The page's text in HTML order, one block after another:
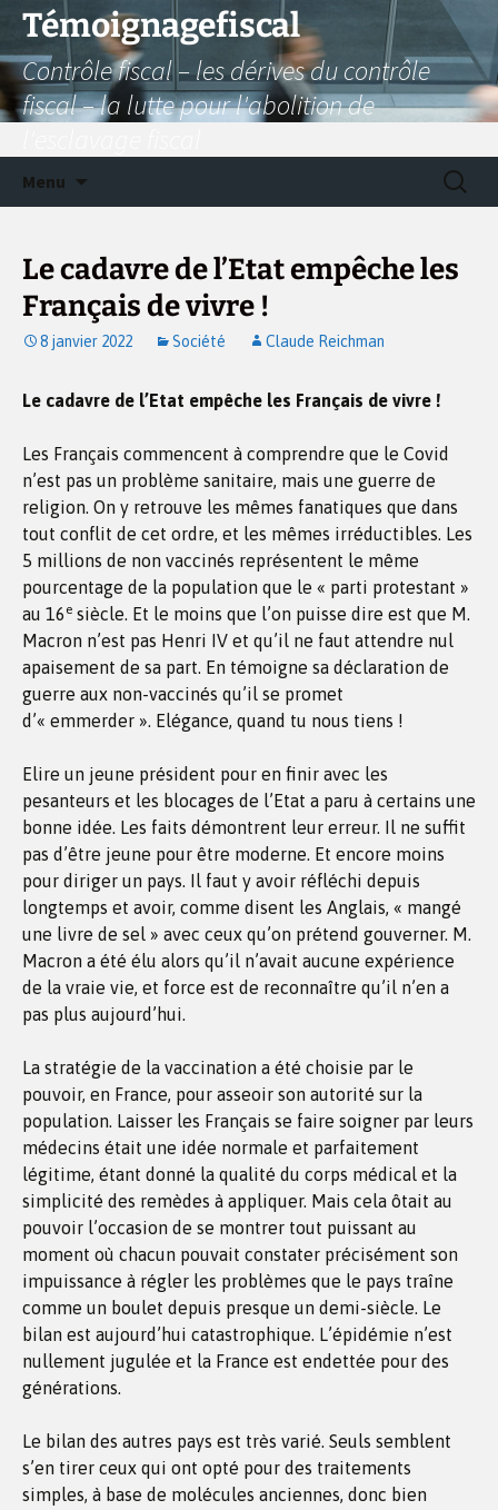
Aller
contenu
Témoignagefiscal
Contrôle fiscal – les dérives du contrôle
fiscal – la lutte pour l'abolition de
Menu
Le cadavre de l’Etat empêche les
Français de vivre !
8 janvier 2022 Société Claude Reichman
Le cadavre de l’Etat empêche les Français de vivre !
Les Français commencent à comprendre que le Covid
n’est pas un problème sanitaire, mais une guerre de
religion. On y retrouve les mêmes fanatiques que dans
tout conflit de cet ordre, et les mêmes irréductibles. Les
5 millions de non vaccinés représentent le même
pourcentage de la population que le « parti protestant »
au 16 e siècle. Et le moins que l’on puisse dire est que M.
Macron n’est pas Henri IV et qu’il ne faut attendre nul
apaisement de sa part. En témoigne sa déclaration de
guerre aux non-vaccinés qu’il se promet
d’« emmerder ». Elégance, quand tu nous tiens !
Elire un jeune président pour en finir avec les
pesanteurs et les blocages de l’Etat a paru à certains une
bonne idée. Les faits démontrent leur erreur. Il ne suffit
pas d’être jeune pour être moderne. Et encore moins
pour diriger un pays. Il faut y avoir réfléchi depuis
longtemps et avoir, comme disent les Anglais, « mangé
une livre de sel » avec ceux qu’on prétend gouverner. M.
Macron a été élu alors qu’il n’avait aucune expérience
de la vraie vie, et force est de reconnaître qu’il n’en a
pas plus aujourd’hui.
La stratégie de la vaccination a été choisie par le
pouvoir, en France, pour asseoir son autorité sur la
population. Laisser les Français se faire soigner par leurs
médecins était une idée normale et parfaitement
légitime, étant donné la qualité du corps médical et la
simplicité des remèdes à appliquer. Mais cela ôtait au
pouvoir l’occasion de se montrer tout puissant au
moment où chacun pouvait constater précisément son
impuissance à régler les problèmes que le pays traîne
comme un boulet depuis presque un demi-siècle. Le
bilan est aujourd’hui catastrophique. L’épidémie n’est
nullement jugulée et la France est endettée pour des
générations.
Le bilan des autres pays est très varié. Seuls semblent
s’en tirer ceux qui ont opté pour des traitements
simples, à base de molécules anciennes, donc bien